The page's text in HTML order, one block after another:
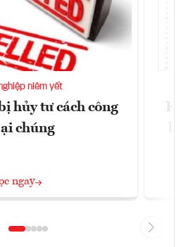
niêm yết
hủy tư cách công
chúng
ngay